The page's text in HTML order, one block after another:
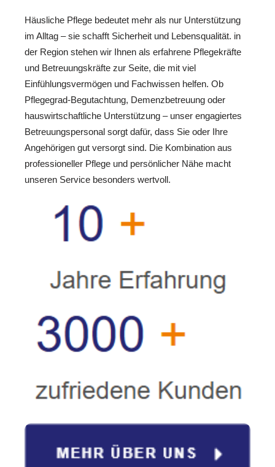
Häusliche Pflege bedeutet mehr als nur Unterstützung
im Alltag – sie schafft Sicherheit und Lebensqualität. in
der Region stehen wir Ihnen als erfahrene Pflegekräfte
und Betreuungskräfte zur Seite, die mit viel
Einfühlungsvermögen und Fachwissen helfen. Ob
Pflegegrad-Begutachtung, Demenzbetreuung oder
hauswirtschaftliche Unterstützung – unser engagiertes
Betreuungspersonal sorgt dafür, dass Sie oder Ihre
Angehörigen gut versorgt sind. Die Kombination aus
professioneller Pflege und persönlicher Nähe macht
unseren Service besonders wertvoll.